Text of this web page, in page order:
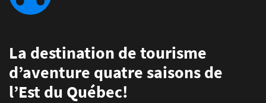
La destination de tourisme
d’aventure quatre saisons de
l’Est du Québec!